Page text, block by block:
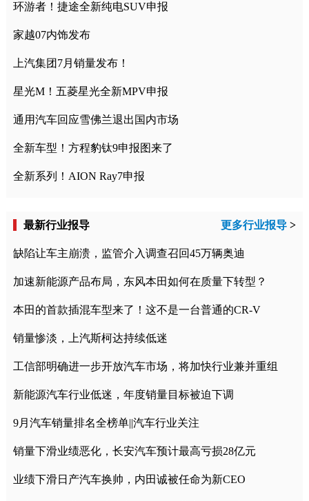
环游者！捷途全新纯电SUV申报
家越07内饰发布
上汽集团7月销量发布！
星光M！五菱星光全新MPV申报
通用汽车回应雪佛兰退出国内市场
全新车型！方程豹钛9申报图来了
全新系列！AION Ray7申报
最新行业报导 更多行业报导 >
缺陷让车主崩溃，监管介入调查召回45万辆奥迪
加速新能源产品布局，东风本田如何在质量下转型？
本田的首款插混车型来了！这不是一台普通的CR-V
销量惨淡，上汽斯柯达持续低迷
工信部明确进一步开放汽车市场，将加快行业兼并重组
新能源汽车行业低迷，年度销量目标被迫下调
9月汽车销量排名全榜单||汽车行业关注
销量下滑业绩恶化，长安汽车预计最高亏损28亿元
业绩下滑日产汽车换帅，内田诚被任命为新CEO